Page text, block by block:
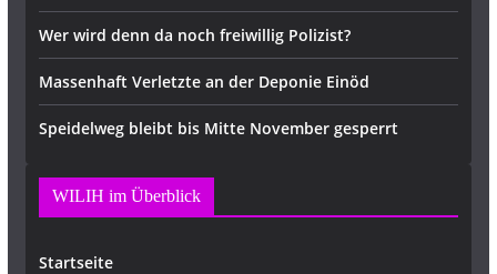
Wer wird denn da noch freiwillig Polizist?
Massenhaft Verletzte an der Deponie Einöd
Speidelweg bleibt bis Mitte November gesperrt
WILIH im Überblick
Startseite